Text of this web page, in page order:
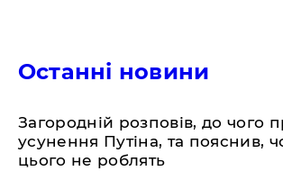
Останні новини
Загородній розповів, до чого
усунення Путіна, та пояснив,
цього не роблять